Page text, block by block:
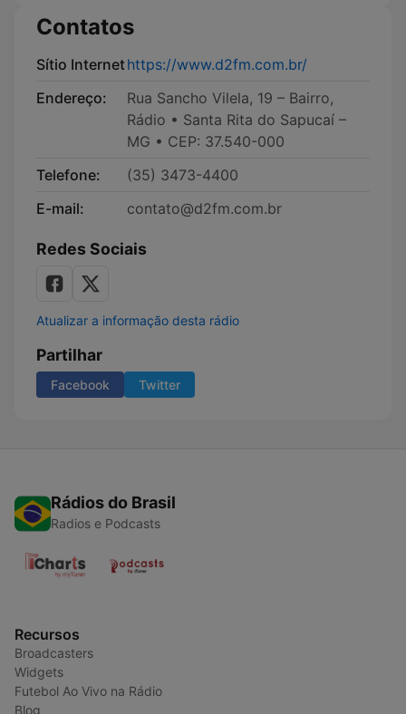
Contatos
Sítio Internethttps://www.d2fm.com.br/
Endereço:
Rua Sancho Vilela, 19 – Bairro,
Rádio • Santa Rita do Sapucaí –
MG • CEP: 37.540-000
Telefone:
(35) 3473-4400
E-mail:
contato@d2fm.com.br
Redes Sociais
Atualizar a informação desta rádio
Partilhar
Facebook Twitter
Rádios do Brasil
Radios e Podcasts
Recursos
Broadcasters
Widgets
Futebol Ao Vivo na Rádio
Blog